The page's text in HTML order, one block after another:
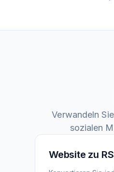
Verwandeln
sozialen
Website zu